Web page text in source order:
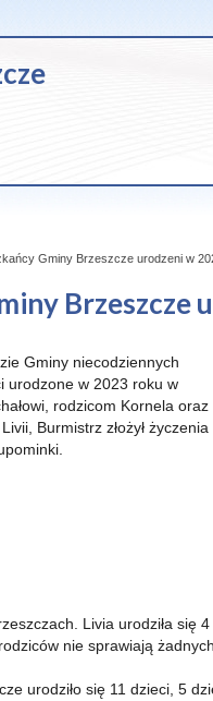
Gminy Brzeszcze urodzeni w
Brzeszcze
Gminy niecodziennych
urodzone w 2023 roku w
rodzicom Kornela oraz
Burmistrz złożył życzenia
Livia urodziła się
nie sprawiają
urodziło się 11 dzieci, 5